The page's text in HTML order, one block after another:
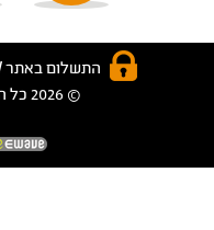
התשלום באתר WOW מאובטח בטכנולוגית SSL
© 2026 כל הזכויות שמורות